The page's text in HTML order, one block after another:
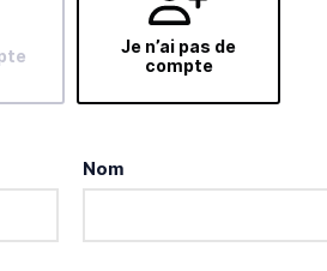
Je n’ai pas de
compte
Nom